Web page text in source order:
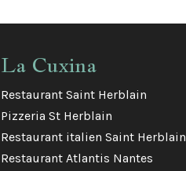
La Cuxina
Restaurant Saint Herblain
Pizzeria St Herblain
Restaurant italien Saint Herblain
Restaurant Atlantis Nantes